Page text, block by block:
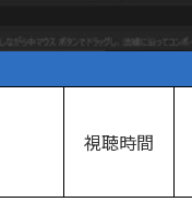
視聴時間